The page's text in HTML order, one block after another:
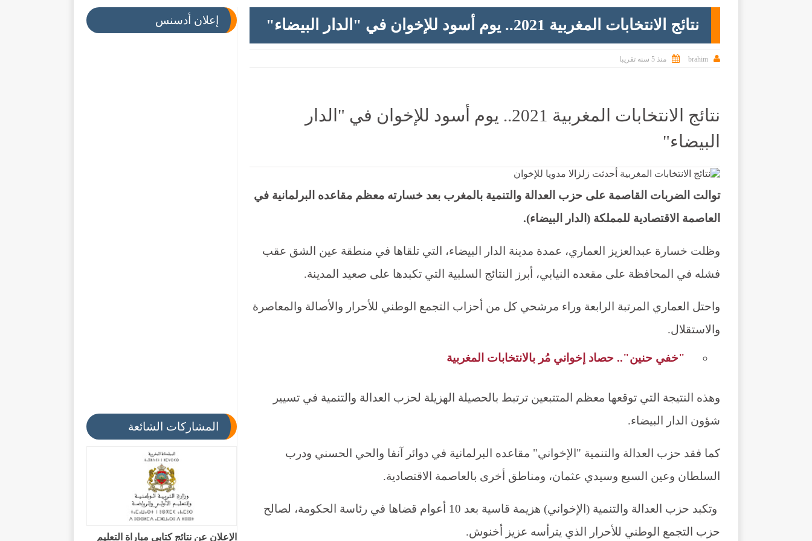
نتائج الانتخابات المغربية 2021.. يوم أسود للإخوان في "الدار البيضاء"

brahim
 منذ 5 سنه تقريبا
نتائج الانتخابات المغربية 2021.. يوم أسود للإخوان في "الدار
البيضاء"
نتائج الانتخابات المغربية أحدثت زلزالا مدويا للإخوان
توالت الضربات القاصمة على حزب العدالة والتنمية بالمغرب بعد خسارته معظم مقاعده البرلمانية في
العاصمة الاقتصادية للمملكة (الدار البيضاء).
وظلت خسارة عبدالعزيز العماري، عمدة مدينة الدار البيضاء، التي تلقاها في منطقة عين الشق عقب
فشله في المحافظة على مقعده النيابي، أبرز النتائج السلبية التي تكبدها على صعيد المدينة.
واحتل العماري المرتبة الرابعة وراء مرشحي كل من أحزاب التجمع الوطني للأحرار والأصالة والمعاصرة
والاستقلال.
"خفي حنين".. حصاد إخواني مُر بالانتخابات المغربية
وهذه النتيجة التي توقعها معظم المتتبعين ترتبط بالحصيلة الهزيلة لحزب العدالة والتنمية في تسيير
شؤون الدار البيضاء.
كما فقد حزب العدالة والتنمية "الإخواني" مقاعده البرلمانية في دوائر آنفا والحي الحسني ودرب
السلطان وعين السبع وسيدي عثمان، ومناطق أخرى بالعاصمة الاقتصادية.
وتكبد حزب العدالة والتنمية (الإخواني) هزيمة قاسية بعد 10 أعوام قضاها في رئاسة الحكومة، لصالح
حزب التجمع الوطني للأحرار الذي يترأسه عزيز أخنوش.
إعلان أدسنس
المشاركات الشائعة
الإعلان عن نتائج كتابي مباراة التعليم